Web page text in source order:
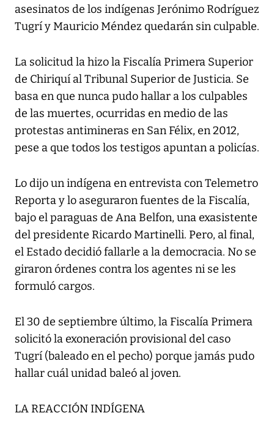
asesinatos de los indígenas Jerónimo Rodríguez
Tugrí y Mauricio Méndez quedarán sin culpable.
La solicitud la hizo la Fiscalía Primera Superior
de Chiriquí al Tribunal Superior de Justicia. Se
basa en que nunca pudo hallar a los culpables
de las muertes, ocurridas en medio de las
protestas antimineras en San Félix, en 2012,
pese a que todos los testigos apuntan a policías.
Lo dijo un indígena en entrevista con Telemetro
Reporta y lo aseguraron fuentes de la Fiscalía,
bajo el paraguas de Ana Belfon, una exasistente
del presidente Ricardo Martinelli. Pero, al final,
el Estado decidió fallarle a la democracia. No se
giraron órdenes contra los agentes ni se les
formuló cargos.
El 30 de septiembre último, la Fiscalía Primera
solicitó la exoneración provisional del caso
Tugrí (baleado en el pecho) porque jamás pudo
hallar cuál unidad baleó al joven.
LA REACCIÓN INDÍGENA